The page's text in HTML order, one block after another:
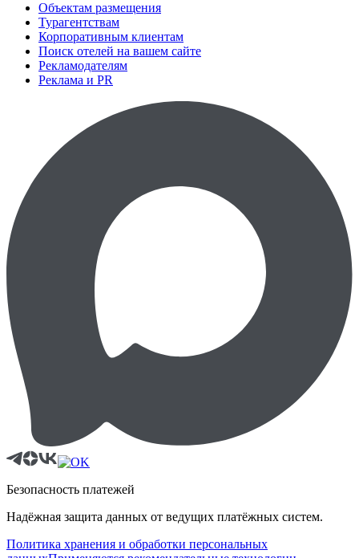
Объектам размещения
Турагентствам
Корпоративным клиентам
Поиск отелей на вашем сайте
Рекламодателям
Реклама и PR
Безопасность платежей
Надёжная защита данных от ведущих платёжных систем.
Политика хранения и обработки персональных